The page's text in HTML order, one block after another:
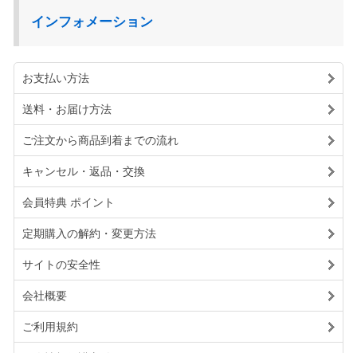
インフォメーション
お支払い方法
送料・お届け方法
ご注文から商品到着までの流れ
キャンセル・返品・交換
会員特典 ポイント
定期購入の解約・変更方法
サイトの安全性
会社概要
ご利用規約